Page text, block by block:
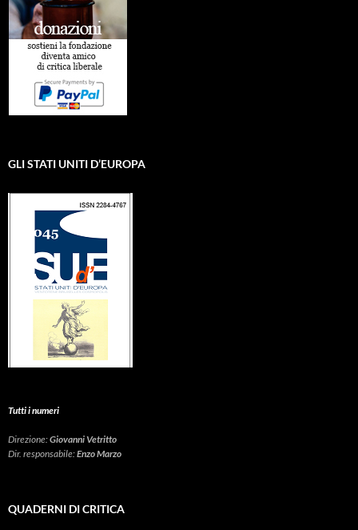
GLI STATI UNITI D’EUROPA
Tutti i numeri
Direzione:Giovanni Vetritto
Dir. responsabile:Enzo Marzo
QUADERNI DI CRITICA